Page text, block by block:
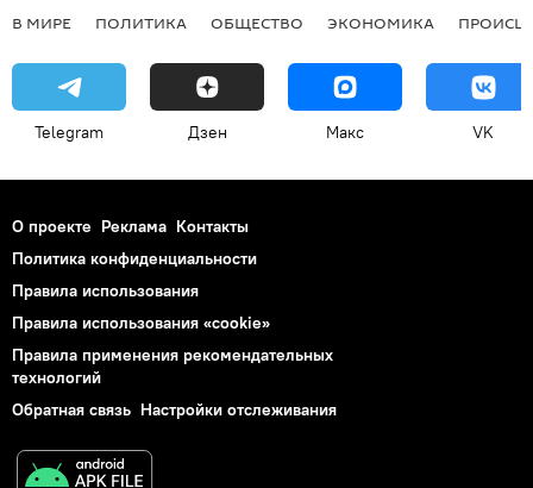
В МИРЕ ПОЛИТИКА ОБЩЕСТВО ЭКОНОМИКА
Telegram Дзен Макс VK
О проекте Реклама Контакты
Политика конфиденциальности
Правила использования
Правила использования «cookie»
Правила применения рекомендательных
технологий
Обратная связь Настройки отслеживания